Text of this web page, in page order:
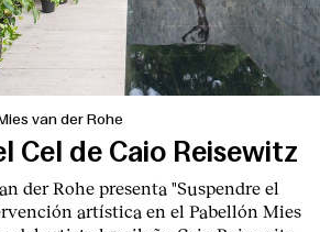
van der Rohe
Cel de Caio Reisewitz
der Rohe presenta "Suspendre el
artística en el Pabellón Mies